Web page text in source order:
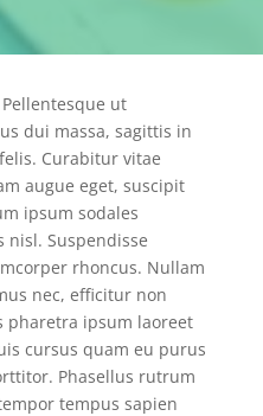
ut
dui massa, sagittis in
Curabitur vitae
augue eget, suscipit
ipsum sodales
nisl. Suspendisse
rhoncus. Nullam
nec, efficitur non
pharetra ipsum laoreet
cursus quam eu purus
Phasellus rutrum
tempus sapien